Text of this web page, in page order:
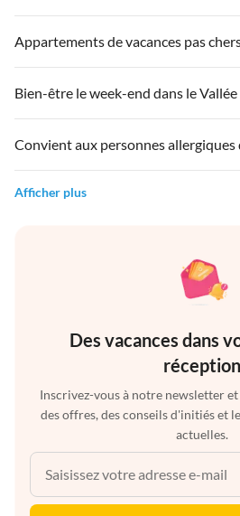
Bien-être le week-end dans le
Afficher plus
Des vacances dans
réception
Inscrivez-vous à notre newsletter
des offres, des conseils d'initiés et
actuelles.